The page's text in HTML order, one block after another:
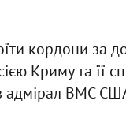
кордони за
Криму та її
адмірал ВМС